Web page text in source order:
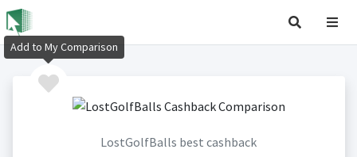
LostGolfBalls best cashback
Add to My Comparison